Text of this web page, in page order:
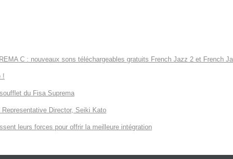
C : nouveaux sons téléchargeables gratuits French Jazz 2 et French
!
du Fisa Suprema
Director, Seiki Kato
leurs forces pour offrir la meilleure intégration